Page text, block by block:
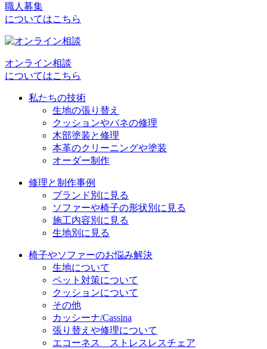
ナ
ビ
ー
職人募集
についてはこちら
オンライン相談
についてはこちら
私たちの技術
生地の張り替え
クッションやバネの修理
木部塗装と修理
本革のクリーニングや塗装
オーダー制作
修理と制作事例
ブランド別に見る
ソファーや椅子の形状別に見る
施工内容別に見る
生地別に見る
椅子やソファーのお悩み解決
生地について
ペット対策について
クッションについて
その他
カッシーナ/Cassina
張り替えや修理について
エコーネス ストレスレスチェア